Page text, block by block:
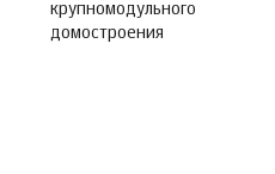
крупномодульного
домостроения